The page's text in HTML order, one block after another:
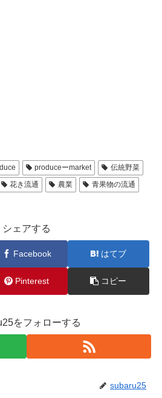
produceーmarket
伝統野菜
花き流通 農業
青果物の流通
シェアする
Facebook はてブ
Pinterest コピー
をフォローする
subaru25